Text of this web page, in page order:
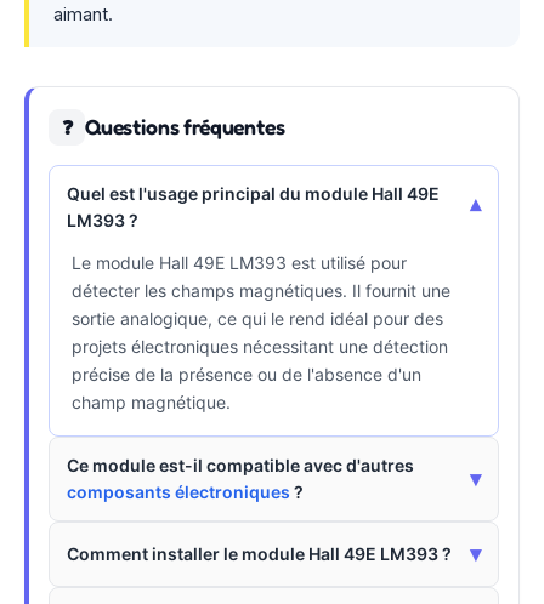
aimant.
❓ Questions fréquentes
Quel est l'usage principal du module Hall 49E
LM393 ?
▾
Le module Hall 49E LM393 est utilisé pour
détecter les champs magnétiques. Il fournit une
sortie analogique, ce qui le rend idéal pour des
projets électroniques nécessitant une détection
précise de la présence ou de l'absence d'un
champ magnétique.
Ce module est-il compatible avec d'autres
composants électroniques ?
▾
Comment installer le module Hall 49E LM393 ? ▾